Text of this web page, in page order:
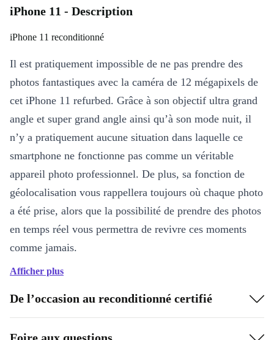
iPhone 11 - Description
iPhone 11 reconditionné
Il est pratiquement impossible de ne pas prendre des
photos fantastiques avec la caméra de 12 mégapixels de
cet iPhone 11 refurbed. Grâce à son objectif ultra grand
angle et super grand angle ainsi qu’à son mode nuit, il
n’y a pratiquement aucune situation dans laquelle ce
smartphone ne fonctionne pas comme un véritable
appareil photo professionnel. De plus, sa fonction de
géolocalisation vous rappellera toujours où chaque photo
a été prise, alors que la possibilité de prendre des photos
en temps réel vous permettra de revivre ces moments
comme jamais.
Beauté intérieure et extérieure
Ce nouveau iPhone Series 11 refurbed est équipé d’un
processeur bionique A13 très performant. Comparé à ses
Afficher plus
De l’occasion au reconditionné certifié